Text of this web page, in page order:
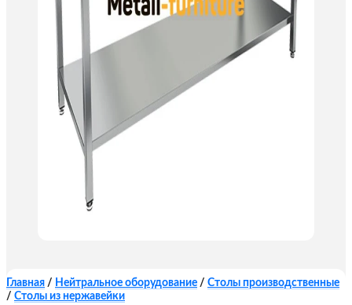
Главная / Нейтральное оборудование / Столы производственные
/ Столы из нержавейки